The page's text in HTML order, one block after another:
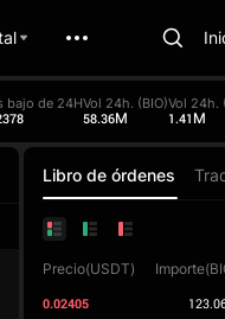
bajo de 24HVol 24h. (BIO)
58.36M
Vol 24h.
1.41M
Libro de órdenes
Precio(USDT)
0.02405